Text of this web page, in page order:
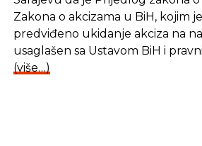
Početak 12. redovne sjednice
zakazan je za utorak, 17. maj.
Zakona o akcizama u BiH, kojim
predviđeno ukidanje akciza na
usaglašen sa Ustavom BiH i
(više…)